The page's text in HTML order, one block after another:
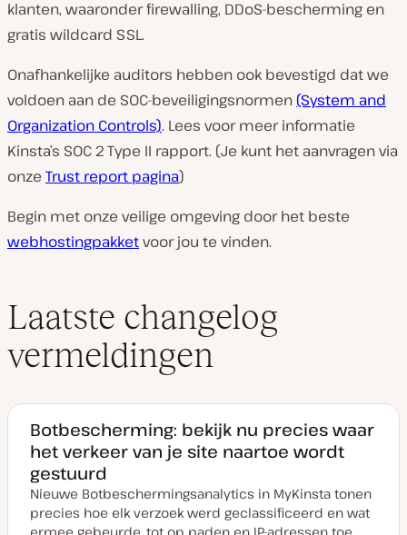
klanten, waaronder firewalling, DDoS-bescherming en
gratis wildcard SSL.
Onafhankelijke auditors hebben ook bevestigd dat we
voldoen aan de SOC-beveiligingsnormen (System and
Organization Controls). Lees voor meer informatie
Kinsta’s SOC 2 Type II rapport. (Je kunt het aanvragen via
onze Trust report pagina)
Begin met onze veilige omgeving door het beste
webhostingpakketvoor jou te vinden.
Laatste changelog
vermeldingen
Botbescherming: bekijk nu precies waar
het verkeer van je site naartoe wordt
gestuurd
Nieuwe Botbeschermingsanalytics in MyKinsta tonen
precies hoe elk verzoek werd geclassificeerd en wat